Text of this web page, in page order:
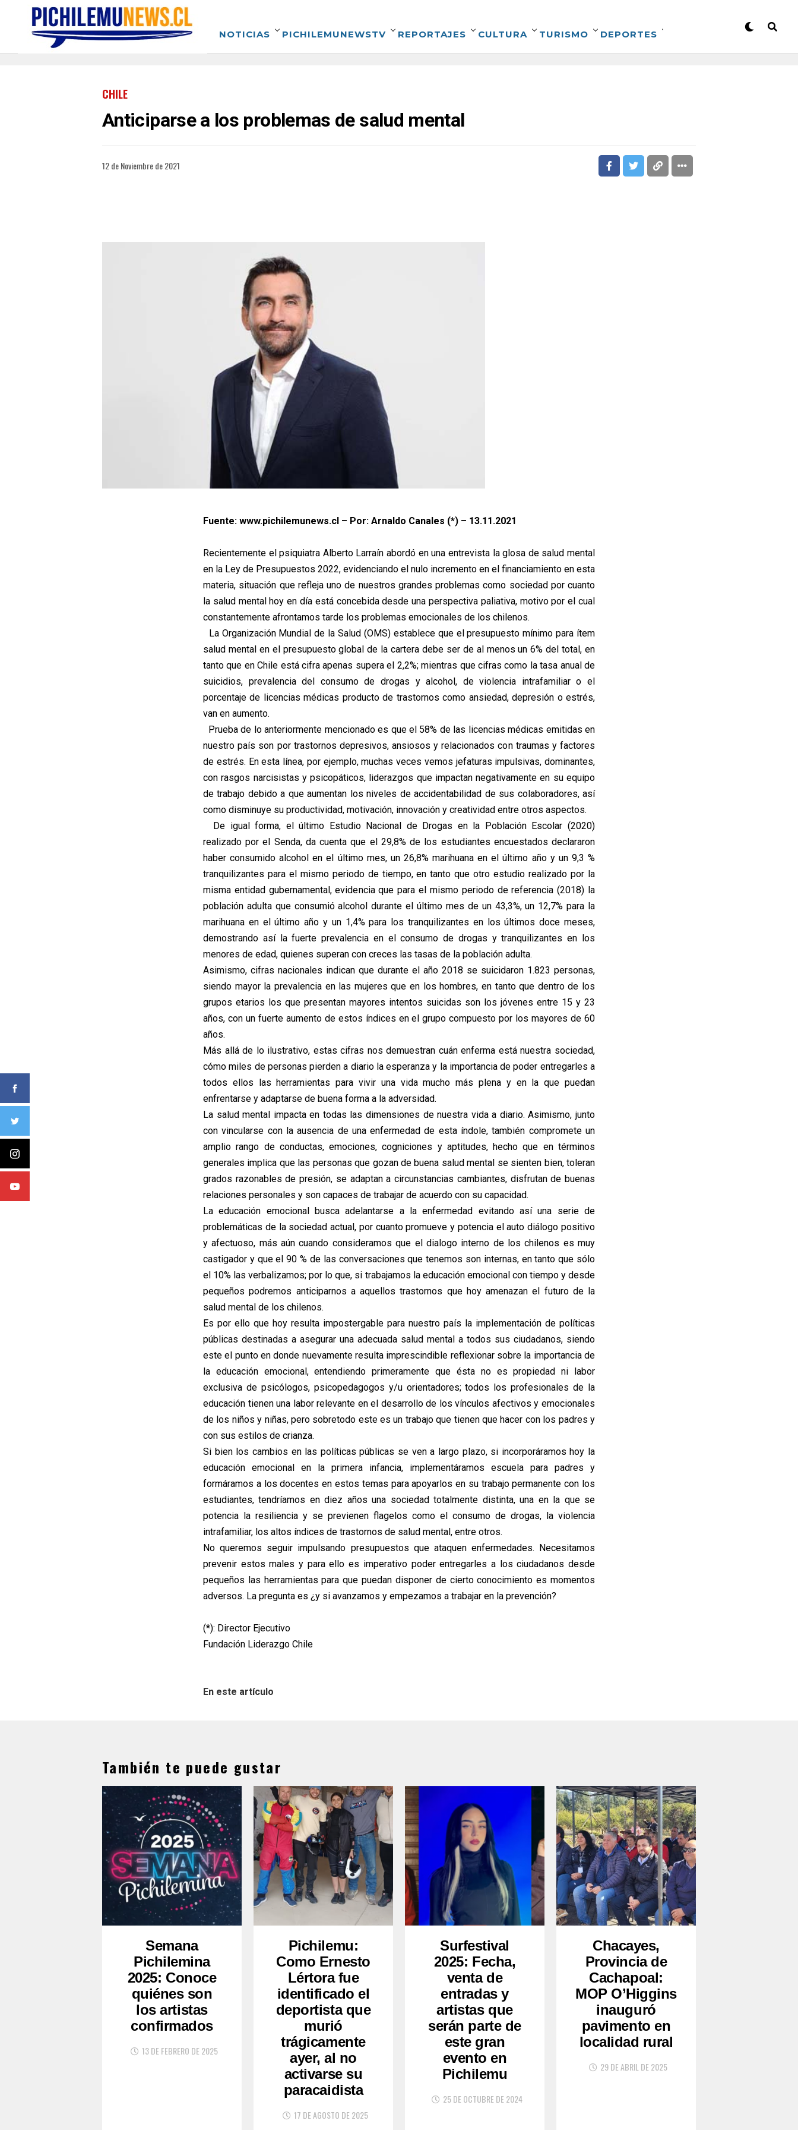
NOTICIAS PICHILEMUNEWSTV REPORTAJES CULTURA TURISMO DEPORTES
CHILE
Anticiparse a los problemas de salud mental
12 de Noviembre de 2021
Fuente: www.pichilemunews.cl – Por: Arnaldo Canales (*) – 13.11.2021
Recientemente el psiquiatra Alberto Larraín abordó en una entrevista la glosa de salud mental
en la Ley de Presupuestos 2022, evidenciando el nulo incremento en el financiamiento en esta
materia, situación que refleja uno de nuestros grandes problemas como sociedad por cuanto
la salud mental hoy en día está concebida desde una perspectiva paliativa, motivo por el cual
constantemente afrontamos tarde los problemas emocionales de los chilenos.
La Organización Mundial de la Salud (OMS) establece que el presupuesto mínimo para ítem
salud mental en el presupuesto global de la cartera debe ser de al menos un 6% del total, en
tanto que en Chile está cifra apenas supera el 2,2%; mientras que cifras como la tasa anual de
suicidios, prevalencia del consumo de drogas y alcohol, de violencia intrafamiliar o el
porcentaje de licencias médicas producto de trastornos como ansiedad, depresión o estrés,
van en aumento.
Prueba de lo anteriormente mencionado es que el 58% de las licencias médicas emitidas en
nuestro país son por trastornos depresivos, ansiosos y relacionados con traumas y factores
de estrés. En esta línea, por ejemplo, muchas veces vemos jefaturas impulsivas, dominantes,
con rasgos narcisistas y psicopáticos, liderazgos que impactan negativamente en su equipo
de trabajo debido a que aumentan los niveles de accidentabilidad de sus colaboradores, así
como disminuye su productividad, motivación, innovación y creatividad entre otros aspectos.
De igual forma, el último Estudio Nacional de Drogas en la Población Escolar (2020)
realizado por el Senda, da cuenta que el 29,8% de los estudiantes encuestados declararon
haber consumido alcohol en el último mes, un 26,8% marihuana en el último año y un 9,3 %
tranquilizantes para el mismo periodo de tiempo, en tanto que otro estudio realizado por la
misma entidad gubernamental, evidencia que para el mismo periodo de referencia (2018) la
población adulta que consumió alcohol durante el último mes de un 43,3%, un 12,7% para la
marihuana en el último año y un 1,4% para los tranquilizantes en los últimos doce meses,
demostrando así la fuerte prevalencia en el consumo de drogas y tranquilizantes en los
menores de edad, quienes superan con creces las tasas de la población adulta.
Asimismo, cifras nacionales indican que durante el año 2018 se suicidaron 1.823 personas,
siendo mayor la prevalencia en las mujeres que en los hombres, en tanto que dentro de los
grupos etarios los que presentan mayores intentos suicidas son los jóvenes entre 15 y 23
años, con un fuerte aumento de estos índices en el grupo compuesto por los mayores de 60
años.
Más allá de lo ilustrativo, estas cifras nos demuestran cuán enferma está nuestra sociedad,
cómo miles de personas pierden a diario la esperanza y la importancia de poder entregarles a
todos ellos las herramientas para vivir una vida mucho más plena y en la que puedan
enfrentarse y adaptarse de buena forma a la adversidad.
La salud mental impacta en todas las dimensiones de nuestra vida a diario. Asimismo, junto
con vincularse con la ausencia de una enfermedad de esta índole, también compromete un
amplio rango de conductas, emociones, cogniciones y aptitudes, hecho que en términos
generales implica que las personas que gozan de buena salud mental se sienten bien, toleran
grados razonables de presión, se adaptan a circunstancias cambiantes, disfrutan de buenas
relaciones personales y son capaces de trabajar de acuerdo con su capacidad.
La educación emocional busca adelantarse a la enfermedad evitando así una serie de
problemáticas de la sociedad actual, por cuanto promueve y potencia el auto diálogo positivo
y afectuoso, más aún cuando consideramos que el dialogo interno de los chilenos es muy
castigador y que el 90 % de las conversaciones que tenemos son internas, en tanto que sólo
el 10% las verbalizamos; por lo que, si trabajamos la educación emocional con tiempo y desde
pequeños podremos anticiparnos a aquellos trastornos que hoy amenazan el futuro de la
salud mental de los chilenos.
Es por ello que hoy resulta impostergable para nuestro país la implementación de políticas
públicas destinadas a asegurar una adecuada salud mental a todos sus ciudadanos, siendo
este el punto en donde nuevamente resulta imprescindible reflexionar sobre la importancia de
la educación emocional, entendiendo primeramente que ésta no es propiedad ni labor
exclusiva de psicólogos, psicopedagogos y/u orientadores; todos los profesionales de la
educación tienen una labor relevante en el desarrollo de los vínculos afectivos y emocionales
de los niños y niñas, pero sobretodo este es un trabajo que tienen que hacer con los padres y
con sus estilos de crianza.
Si bien los cambios en las políticas públicas se ven a largo plazo, si incorporáramos hoy la
educación emocional en la primera infancia, implementáramos escuela para padres y
formáramos a los docentes en estos temas para apoyarlos en su trabajo permanente con los
estudiantes, tendríamos en diez años una sociedad totalmente distinta, una en la que se
potencia la resiliencia y se previenen flagelos como el consumo de drogas, la violencia
intrafamiliar, los altos índices de trastornos de salud mental, entre otros.
No queremos seguir impulsando presupuestos que ataquen enfermedades. Necesitamos
prevenir estos males y para ello es imperativo poder entregarles a los ciudadanos desde
pequeños las herramientas para que puedan disponer de cierto conocimiento es momentos
adversos. La pregunta es ¿y si avanzamos y empezamos a trabajar en la prevención?
(*): Director Ejecutivo
Fundación Liderazgo Chile
En este artículo
También te puede gustar
Semana
Pichilemina
2025: Conoce
quiénes son
los artistas
confirmados
13 DE FEBRERO DE 2025
Pichilemu:
Como Ernesto
Lértora fue
identificado el
deportista que
murió
trágicamente
ayer, al no
activarse su
paracaidista
17 DE AGOSTO DE 2025
Surfestival
2025: Fecha,
venta de
entradas y
artistas que
serán parte de
este gran
evento en
Pichilemu
25 DE OCTUBRE DE 2024
Chacayes,
Provincia de
Cachapoal:
MOP O’Higgins
inauguró
pavimento en
localidad rural
29 DE ABRIL DE 2025